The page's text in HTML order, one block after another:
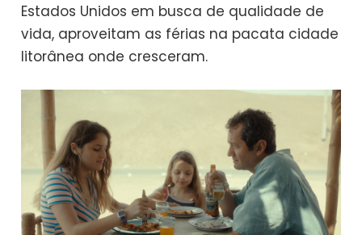
Estados Unidos em busca de qualidade de
vida, aproveitam as férias na pacata cidade
litorânea onde cresceram.